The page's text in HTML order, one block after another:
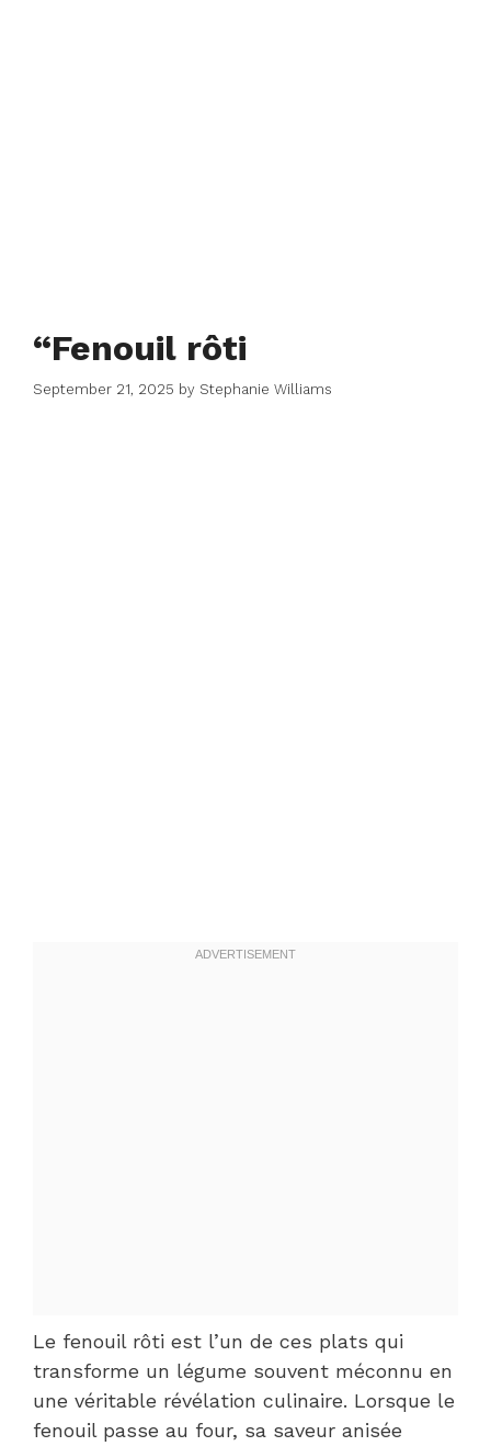
“Fenouil rôti
September 21, 2025 by Stephanie Williams
Le fenouil rôti est l’un de ces plats qui
transforme un légume souvent méconnu en
une véritable révélation culinaire. Lorsque le
fenouil passe au four, sa saveur anisée